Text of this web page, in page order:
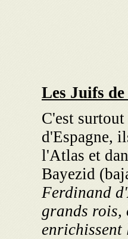
Les Juifs
C'est
d'Espagne,
l'Atlas et
Bayezid
Ferdinand
grands rois,
enrichissent